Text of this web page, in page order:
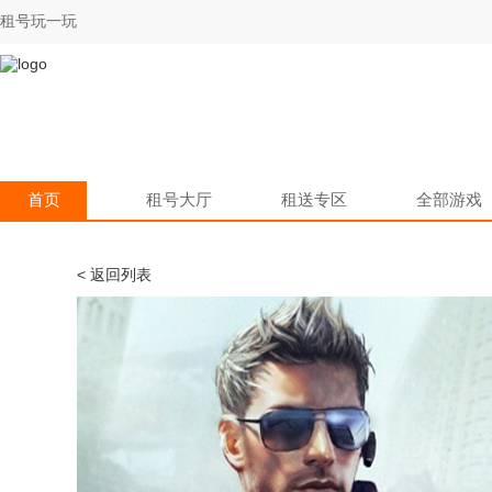
租号玩一玩
首页 租号大厅 租送专区 全部游戏
< 返回列表